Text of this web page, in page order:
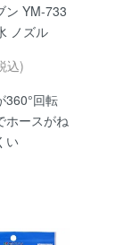
ン YM-733
ノズル
込)
360°回転
ホースがね
い